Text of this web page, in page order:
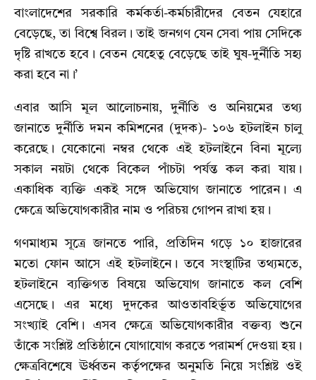
বাংলাদেশের সরকারি কর্মকর্তা-কর্মচারীদের বেতন যেহারে
বেড়েছে, তা বিশ্বে বিরল। তাই জনগণ যেন সেবা পায় সেদিকে
দৃষ্টি রাখতে হবে। বেতন যেহেতু বেড়েছে তাই ঘুষ-দুর্নীতি সহ্য
করা হবে না।’
এবার আসি মূল আলোচনায়, দুর্নীতি ও অনিয়মের তথ্য
জানাতে দুর্নীতি দমন কমিশনের (দুদক)- ১০৬ হটলাইন চালু
করেছে। যেকোনো নম্বর থেকে এই হটলাইনে বিনা মূল্যে
সকাল নয়টা থেকে বিকেল পাঁচটা পর্যন্ত কল করা যায়।
একাধিক ব্যক্তি একই সঙ্গে অভিযোগ জানাতে পারেন। এ
ক্ষেত্রে অভিযোগকারীর নাম ও পরিচয় গোপন রাখা হয়।
গণমাধ্যম সূত্রে জানতে পারি, প্রতিদিন গড়ে ১০ হাজারের
মতো ফোন আসে এই হটলাইনে। তবে সংস্থাটির তথ্যমতে,
হটলাইনে ব্যক্তিগত বিষয়ে অভিযোগ জানাতে কল বেশি
এসেছে। এর মধ্যে দুদকের আওতাবহির্ভূত অভিযোগের
সংখ্যাই বেশি। এসব ক্ষেত্রে অভিযোগকারীর বক্তব্য শুনে
তাঁকে সংশ্লিষ্ট প্রতিষ্ঠানে যোগাযোগ করতে পরামর্শ দেওয়া হয়।
ক্ষেত্রবিশেষে ঊর্ধ্বতন কর্তৃপক্ষের অনুমতি নিয়ে সংশ্লিষ্ট ওই